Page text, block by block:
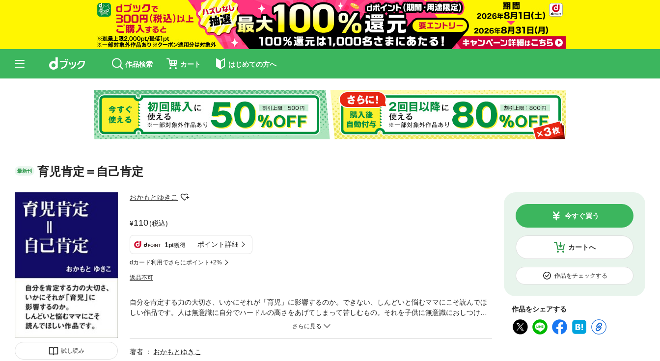
作品検索 カート はじめての方へ
最新刊 育児肯定＝自己肯定
試し読み
おかもとゆきこ
110(税込)
1pt獲得 ポイント詳細
dカード利用でさらにポイント+2%
返品不可
カートへ
今すぐ買う
作品をチェックする
作品をシェアする
自分を肯定する力の大切さ、いかにそれが「育児」に影響するのか。できない、しんどいと悩むママにこそ読んでほ
しい作品です。人は無意識に自分でハードルの高さをあげてしまって苦しむもの。それを子供に無意識におしつけて
いませんか？子供は親が思っている以上に感じてしまっているもの。だからといって母親が悪いわけではないんで
著者
おかもとゆきこ